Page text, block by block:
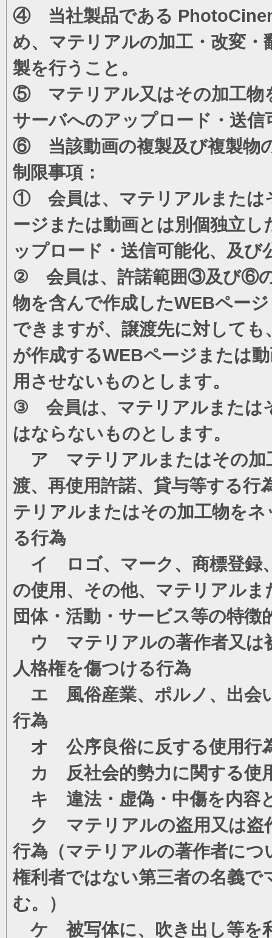
④ 当社製品である
め、マテリアルの加工・改変
製を行うこと。
⑤ マテリアル又はその加工物
サーバへのアップロード・送信
⑥ 当該動画の複製及び複製物
制限事項：
① 会員は、マテリアルまたは
ージまたは動画とは別個独立
ップロード・送信可能化、及
② 会員は、許諾範囲③及び⑥の
物を含んで作成したWEBペー
できますが、譲渡先に対して
が作成するWEBページまたは
用させないものとします。
③ 会員は、マテリアルまたは
はならないものとします。
ア マテリアルまたはその加
渡、再使用許諾、貸与等する行
テリアルまたはその加工物を
る行為
イ ロゴ、マーク、商標登録
の使用、その他、マテリアル
団体・活動・サービス等の特
ウ マテリアルの著作者又は
人格権を傷つける行為
エ 風俗産業、ポルノ、出会
行為
オ 公序良俗に反する使用行
カ 反社会的勢力に関する使
キ 違法・虚偽・中傷を内容
ク マテリアルの盗用又は盗
行為（マテリアルの著作者に
権利者ではない第三者の名義
む。）
ケ 被写体に、吹き出し等を